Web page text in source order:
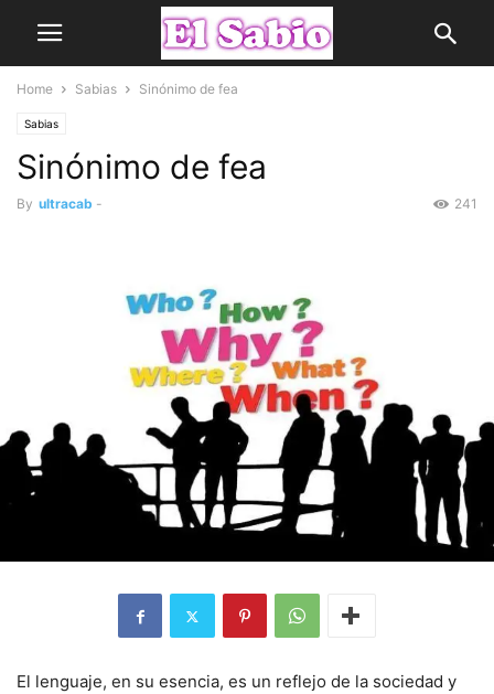
Home Sabias Sinónimo de fea
Sabias
Sinónimo de fea
By ultracab - 241
El lenguaje, en su esencia, es un reflejo de la sociedad y